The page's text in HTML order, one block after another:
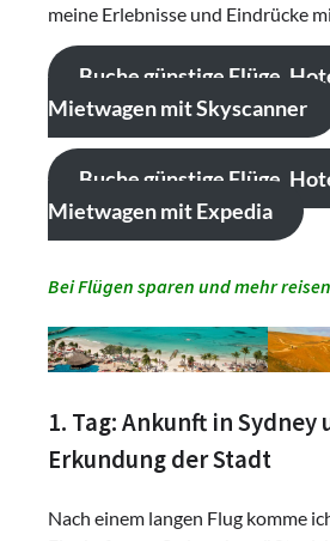
meine Erlebnisse und Eindrücke
Buche günstige Flüge,
Mietwagen mit Skyscanner
Buche günstige Flüge,
Mietwagen mit Expedia
Bei Flügen sparen und mehr reisen
1. Tag: Ankunft in Sydney
Erkundung der Stadt
Nach einem langen Flug komme